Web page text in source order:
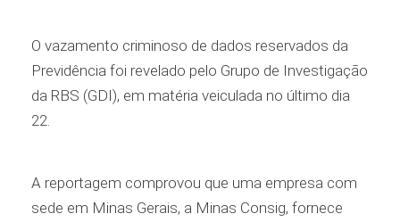
O vazamento criminoso de dados reservados da
Previdência foi revelado pelo Grupo de Investigação
da RBS (GDI), em matéria veiculada no último dia
22.
A reportagem comprovou que uma empresa com
sede em Minas Gerais, a Minas Consig, fornece